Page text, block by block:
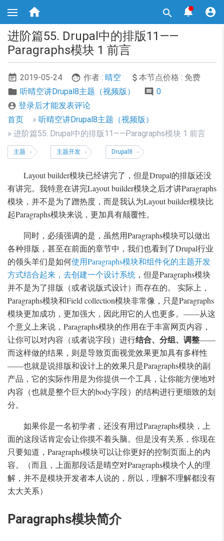
转
要
内
 


进阶篇55. Drupal中的排版11——
Paragraphs模块 1 前言
2019-05-24 作者 : 晴空
本节点价格 : 免费
听晴空讲Drupal8主题（视频版）
0
 登录后才能发表评论
面
包
屑
航
首页
听晴空讲Drupal8主题（视频版）
进阶篇55. Drupal中的排版11——Paragraphs模块 1 前言
主题 主题开发 Drupal8
Layout builder模块已经讲完了，但是Drupal的排版还没
有讲完。我特意在讲完Layout builder模块之后才讲Paragraphs
模块，并不是为了蹭热度，而是我认为Layout builder模块比
起Paragraphs模块来说，更加具有颠覆性。
同时，必须强调的是，虽然用Paragraphs模块可以做出
各种排版，甚至在前面的章节中，我们也看到了Drupal行业
的领头羊们是如何使用Paragraphs模块和组件化的主题开发
方式结合起来，去创建一个设计系统 ，但是Paragraphs模块
并不是为了排版（或者说版式设计）而存在的。 实际上，
Paragraphs模块和Field collection模块非常像，只是Paragraphs
模块更加成功，更加强大，因此用它的人也更多。——从这
个意义上来说，Paragraphs模块的作用在于丰富网页内容，
让你可以对内容（或者说字段）进行结合、分组、调整——
而这样做的结果，则是导致页面视觉效果更加具有多样性
——也就是说排版和设计上的效果只是Paragraphs模块的副
产品，它的实际作用是为你提供一个工具，让你能方便地对
内容（也就是整个巨大的body字段）的结构进行更细致的划
分。
如果你是一名初学者，还没有用过Paragraphs模块，上
面的这段话肯定会让你摸不着头脑。但是没有关系，你现在
只要知道，Paragraphs模块可以让你更好的控制页面上的内
容。（而且，上面那段话是晴空对Paragraphs模块个人的理
解，并不是模块开发者本人说的，所以，理解不理解都没有
太大关系）
Paragraphs模块简介